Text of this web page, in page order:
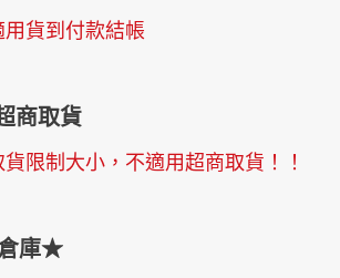
貨到付款結帳
商取貨
限制大小，不適用超商取貨！！
庫★